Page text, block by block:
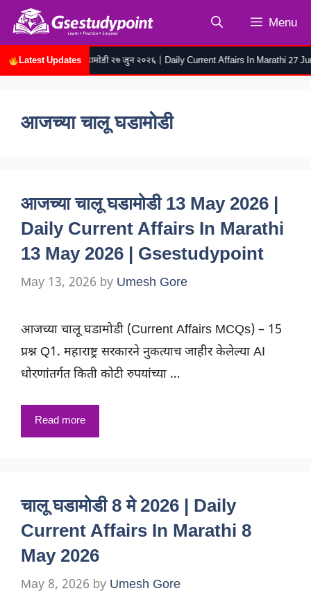
Skip
content
Menu
Latest Updates
रोजच्या चालू घडामोडी २७ जुन २०२६ | Daily Current Affairs In Marathi 27 June
आजच्या चालू घडामोडी
आजच्या चालू घडामोडी 13 May 2026 |
Daily Current Affairs In Marathi
13 May 2026 | Gsestudypoint
May 13, 2026 by Umesh Gore
आजच्या चालू घडामोडी (Current Affairs MCQs) – 15
प्रश्न Q1. महाराष्ट्र सरकारने नुकत्याच जाहीर केलेल्या AI
धोरणांतर्गत किती कोटी रुपयांच्या …
Read more
चालू घडामोडी 8 मे 2026 | Daily
Current Affairs In Marathi 8
May 2026
May 8, 2026 by Umesh Gore